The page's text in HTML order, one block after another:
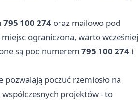
795 100 274 oraz mailowo pod
miejsc ograniczona, warto wcześniej
są pod numerem 795 100 274 i
poczuć rzemiosło na
projektów - to